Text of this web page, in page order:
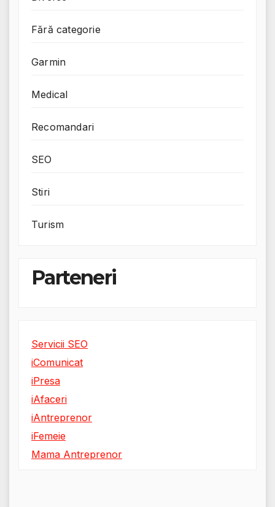
Fără categorie
Garmin
Medical
Recomandari
SEO
Stiri
Turism
Parteneri
Servicii SEO
iComunicat
iPresa
iAfaceri
iAntreprenor
iFemeie
Mama Antreprenor